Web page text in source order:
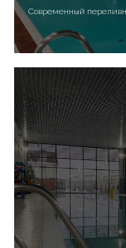
Современный